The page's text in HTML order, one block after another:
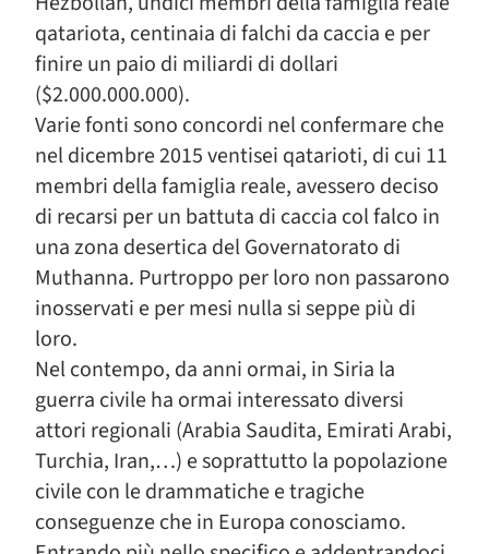
qatariota, centinaia di falchi da caccia e per
finire un paio di miliardi di dollari
($2.000.000.000).
Varie fonti sono concordi nel confermare che
nel dicembre 2015 ventisei qatarioti, di cui 11
membri della famiglia reale, avessero deciso
di recarsi per un battuta di caccia col falco in
una zona desertica del Governatorato di
Muthanna. Purtroppo per loro non passarono
inosservati e per mesi nulla si seppe più di
loro.
Nel contempo, da anni ormai, in Siria la
guerra civile ha ormai interessato diversi
attori regionali (Arabia Saudita, Emirati Arabi,
Turchia, Iran,…) e soprattutto la popolazione
civile con le drammatiche e tragiche
conseguenze che in Europa conosciamo.